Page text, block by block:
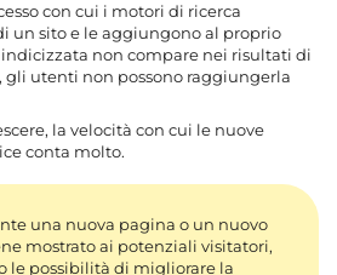
con cui i motori di ricerca
un sito e le aggiungono al proprio
non compare nei risultati di
gli utenti non possono raggiungerla
la velocità con cui le nuove
conta molto.
una nuova pagina o un nuovo
mostrato ai potenziali visitatori,
le possibilità di migliorare la